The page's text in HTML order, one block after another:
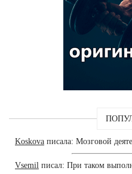
Koskova писала: Мозговой
Vsemil писал: При таком